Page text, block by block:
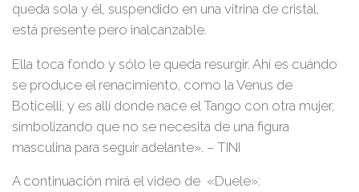
queda sola y él, suspendido en una vitrina de cristal,
está presente pero inalcanzable.
Ella toca fondo y sólo le queda resurgir. Ahí es cuándo
se produce el renacimiento, como la Venus de
Boticelli, y es allí donde nace el Tango con otra mujer,
simbolizando que no se necesita de una figura
masculina para seguir adelante» . – TINI
A continuación mirá el video de «Duele»: